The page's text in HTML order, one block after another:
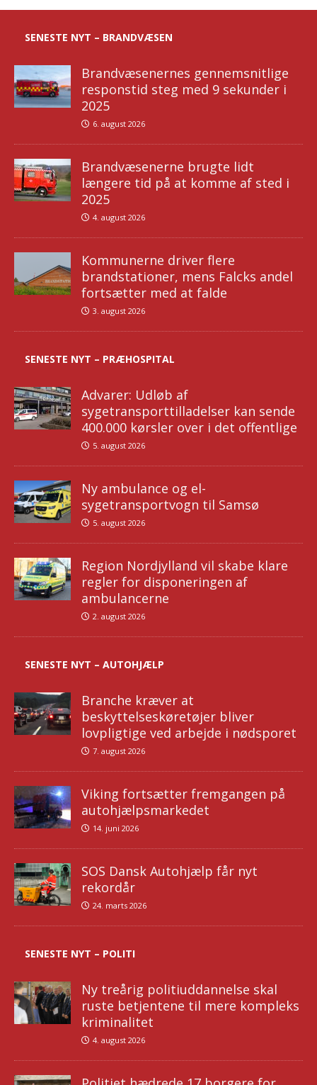
SENESTE NYT – BRANDVÆSEN
Brandvæsenernes gennemsnitlige
responstid steg med 9 sekunder i
2025
6. august 2026
Brandvæsenerne brugte lidt
længere tid på at komme af sted i
2025
4. august 2026
Kommunerne driver flere
brandstationer, mens Falcks andel
fortsætter med at falde
3. august 2026
SENESTE NYT – PRÆHOSPITAL
Advarer: Udløb af
sygetransporttilladelser kan sende
400.000 kørsler over i det offentlige
5. august 2026
Ny ambulance og el-
sygetransportvogn til Samsø
5. august 2026
Region Nordjylland vil skabe klare
regler for disponeringen af
ambulancerne
2. august 2026
SENESTE NYT – AUTOHJÆLP
Branche kræver at
beskyttelseskøretøjer bliver
lovpligtige ved arbejde i nødsporet
7. august 2026
Viking fortsætter fremgangen på
autohjælpsmarkedet
14. juni 2026
SOS Dansk Autohjælp får nyt
rekordår
24. marts 2026
SENESTE NYT – POLITI
Ny treårig politiuddannelse skal
ruste betjentene til mere kompleks
kriminalitet
4. august 2026